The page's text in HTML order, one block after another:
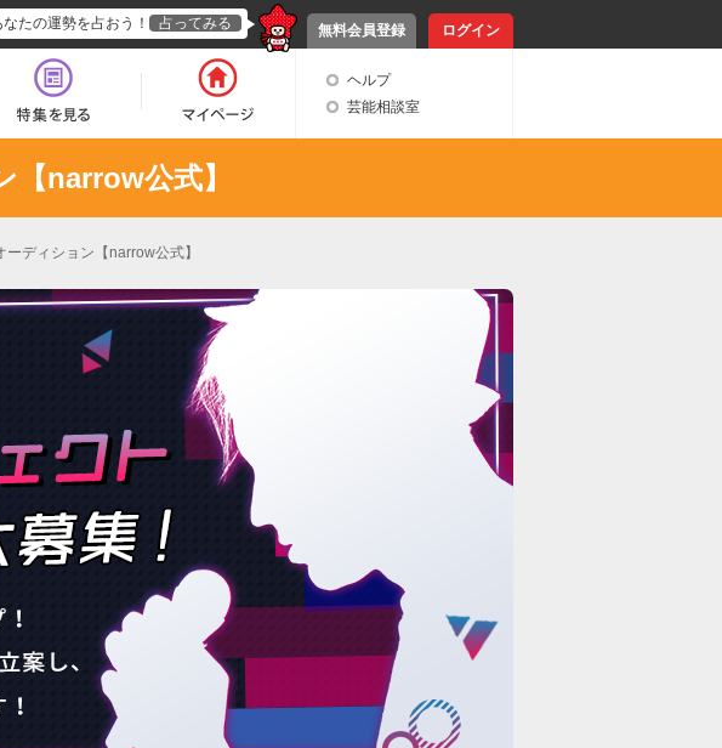
無料会員登録 ログイン
たの運勢を占おう！ 占ってみる
ヘルプ
芸能相談室
narrow公式】
ディション【narrow公式】